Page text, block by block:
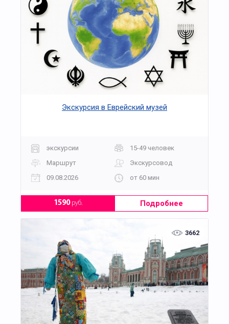
Экскурсия в Еврейский музей
экскурсии
15-49 человек
Маршрут
Экскурсовод
09.08.2026
от 60 мин
1590руб. Подробнее
3662